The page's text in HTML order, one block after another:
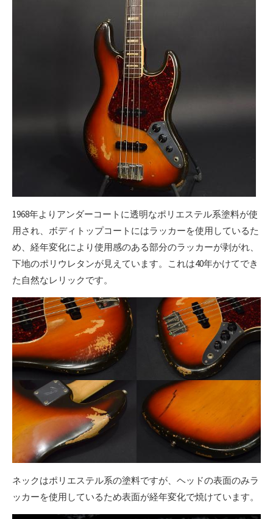
1968年よりアンダーコートに透明なポリエステル系塗料が使
用され、ボディトップコートにはラッカーを使用しているた
め、経年変化により使用感のある部分のラッカーが剥がれ、
下地のポリウレタンが見えています。これは40年かけてでき
た自然なレリックです。
ネックはポリエステル系の塗料ですが、ヘッドの表面のみラ
ッカーを使用しているため表面が経年変化で焼けています。